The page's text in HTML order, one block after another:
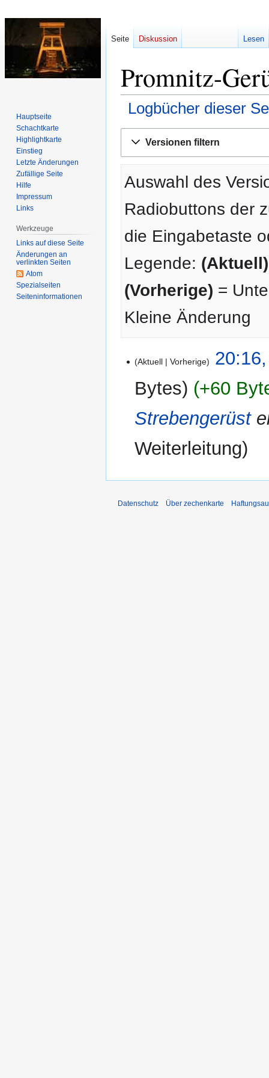
Promnitz-
Logbücher dieser
Navigation
Suche
Versionen filtern
Auswahl des
Radiobuttons der
die Eingabetaste
Legende: (Aktuell)
(Vorherige) =
Kleine Änderung
AugustAktuell Vorherige
Bytes
+60
Strebengerüst
Weiterleitung
Seite Diskussion Lesen
Hauptseite
Schachtkarte
Highlightkarte
Einstieg
Letzte Änderungen
Zufällige Seite
Hilfe
Impressum
Links
Werkzeuge
Links auf diese Seite
Änderungen an
verlinkten Seiten
Atom
Spezialseiten
Seiten­­informationen
Datenschutz Über zechenkarte